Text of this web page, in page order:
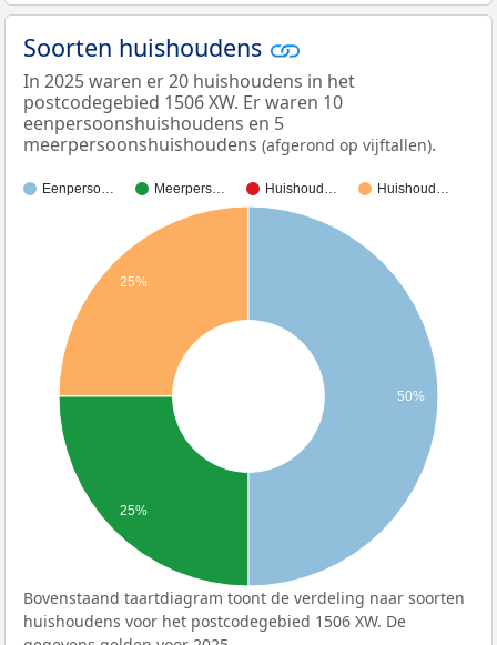
Soorten huishoudens
In 2025 waren er 20 huishoudens in het
postcodegebied 1506 XW. Er waren 10
eenpersoonshuishoudens en 5
meerpersoonshuishoudens (afgerond op vijftallen).
Eenperso… Meerpers… Huishoud… Huishoud…
25%
25%
50%
Bovenstaand taartdiagram toont de verdeling naar soorten
huishoudens voor het postcodegebied 1506 XW. De